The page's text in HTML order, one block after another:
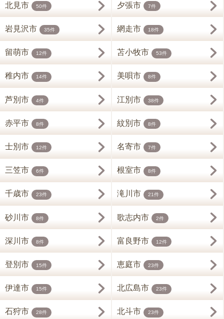
北見市 50件 夕張市 7件
岩見沢市 35件 網走市 18件
留萌市 12件 苫小牧市 53件
稚内市 14件 美唄市 8件
芦別市 4件 江別市 38件
赤平市 8件 紋別市 8件
士別市 12件 名寄市 7件
三笠市 6件 根室市 8件
千歳市 23件 滝川市 21件
砂川市 8件 歌志内市 2件
深川市 8件 富良野市 12件
登別市 15件 恵庭市 23件
伊達市 15件 北広島市 23件
石狩市 28件 北斗市 23件